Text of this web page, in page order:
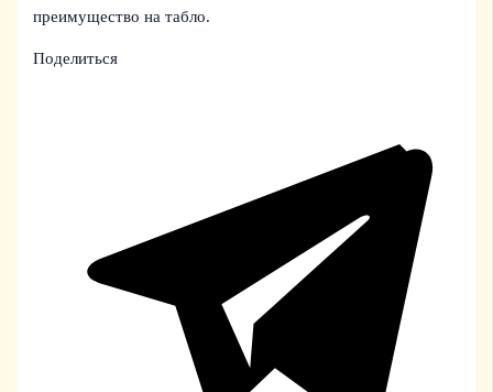
преимущество на табло.
Поделиться